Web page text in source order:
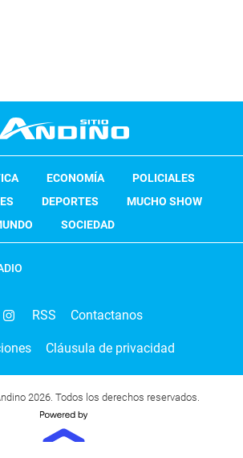
ECONOMÍA
POLICIALES
DEPORTES
MUCHO SHOW
SOCIEDAD
RSS Contactanos
Cláusula de privacidad
2026. Todos los derechos reservados.